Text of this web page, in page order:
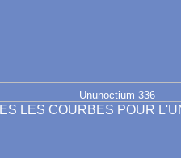
Ununoctium 336